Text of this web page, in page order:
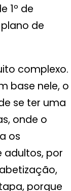
1º de
de
complexo.
base nele, o
se ter uma
onde o
os
adultos, por
porque